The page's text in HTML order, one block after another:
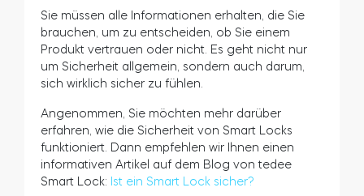
die Sicherheit nur schwer einstufen lassen. Als
Hersteller von Smart Locks halten wir sie jedoch
alle fürvertrauenswürdig. Es handelt sich um
beliebte Marken, die bereits in Millionen von
Türschlössern auf der ganzen Welt eingesetzt
bewährt haben.
Angenommen, Sie möchten mehr Informationen
über die Sicherheit von Smart Locks erhalten. In
diesem Fall ist es wichtig, direkt auf den Websites